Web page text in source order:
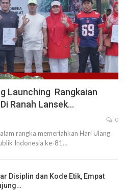
Launching Rangkaian
Ranah Lansek…
0
rangka memeriahkan Hari Ulang
Indonesia ke-81…
Disiplin dan Kode Etik, Empat